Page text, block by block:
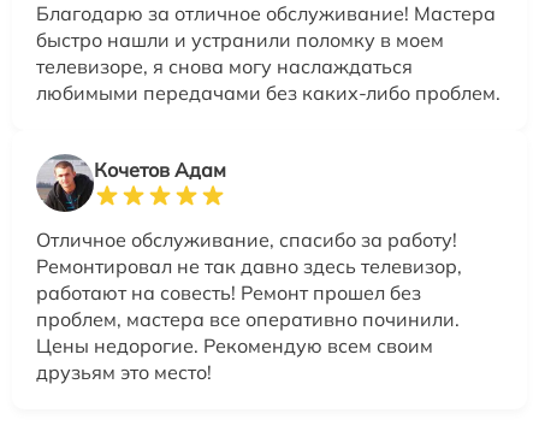
Благодарю за отличное обслуживание! Мастера
быстро нашли и устранили поломку в моем
телевизоре, я снова могу наслаждаться
любимыми передачами без каких-либо проблем.
Кочетов Адам
Отличное обслуживание, спасибо за работу!
Ремонтировал не так давно здесь телевизор,
работают на совесть! Ремонт прошел без
проблем, мастера все оперативно починили.
Цены недорогие. Рекомендую всем своим
друзьям это место!